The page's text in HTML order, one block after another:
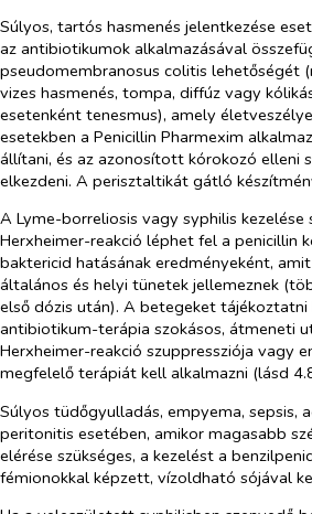
Súlyos, tartós hasmenés jelentkezése
az antibiotikumok alkalmazásával
pseudomembranosus colitis lehetőségét
vizes hasmenés, tompa, diffúz vagy
esetenként tenesmus), amely
esetekben a Penicillin Pharmexim
állítani, és az azonosított kórokozó elleni
elkezdeni. A perisztaltikát gátló
A Lyme-borreliosis vagy syphilis kezelése
Herxheimer-reakció léphet fel a penicillin
baktericid hatásának eredményeként,
általános és helyi tünetek jellemeznek
első dózis után). A betegeket
antibiotikum-terápia szokásos, átmeneti
Herxheimer-reakció szuppressziója vagy
megfelelő terápiát kell alkalmazni (lásd
Súlyos tüdőgyulladás, empyema, sepsis,
peritonitis esetében, amikor magasabb
elérése szükséges, a kezelést a
fémionokkal képzett, vízoldható sójával